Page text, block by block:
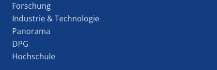
Forschung
Industrie & Technologie
Panorama
DPG
Hochschule